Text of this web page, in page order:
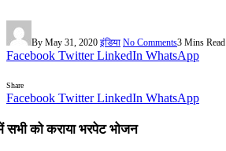
By May 31, 2020 इंडिया No Comments3 Mins Read
Facebook Twitter LinkedIn WhatsApp
Share
Facebook Twitter LinkedIn WhatsApp
सभी को कराया भरपेट भोजन